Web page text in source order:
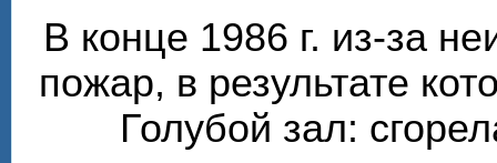
В конце 1986 г. из-за
пожар, в результате
Голубой зал: